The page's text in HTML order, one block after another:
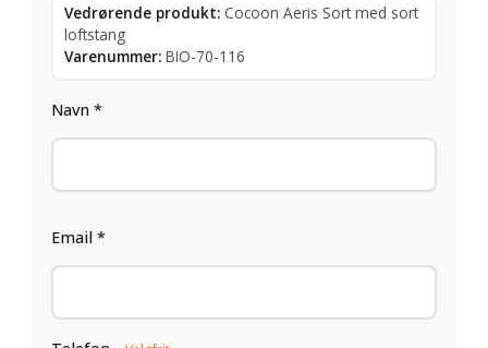
Vedrørende produkt: Cocoon Aeris Sort med sort
loftstang
Varenummer: BIO-70-116
Navn *
Email *